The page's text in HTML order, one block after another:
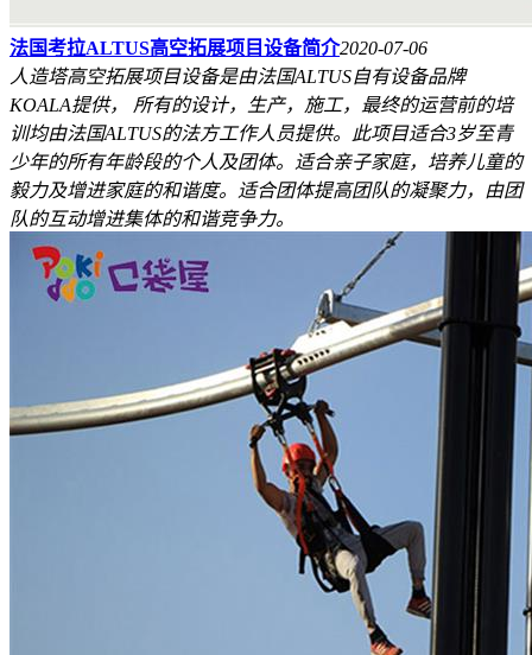
法国考拉ALTUS高空拓展项目设备简介2020-07-06
人造塔高空拓展项目设备是由法国ALTUS自有设备品牌
KOALA提供， 所有的设计，生产，施工，最终的运营前的培
训均由法国ALTUS的法方工作人员提供。此项目适合3岁至青
少年的所有年龄段的个人及团体。适合亲子家庭，培养儿童的
毅力及增进家庭的和谐度。适合团体提高团队的凝聚力，由团
队的互动增进集体的和谐竞争力。